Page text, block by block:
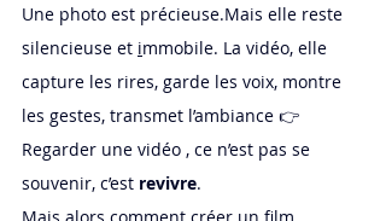
Une photo est précieuse.Mais elle reste
silencieuse et immobile. La vidéo, elle
capture les rires, garde les voix, montre
les gestes, transmet l’ambiance 👉
Regarder une vidéo , ce n’est pas se
souvenir, c’est revivre.
Mais alors comment créer un film